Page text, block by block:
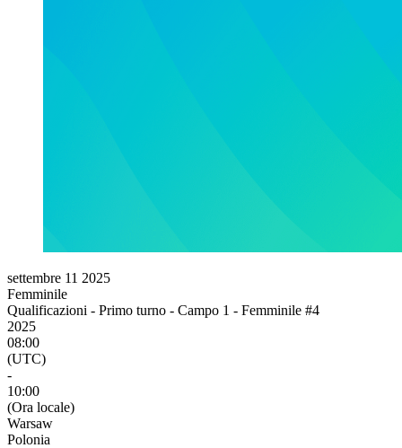
settembre 11 2025
Femminile
Qualificazioni - Primo turno - Campo 1 - Femminile #4
2025
08:00
(UTC)
-
10:00
(Ora locale)
Warsaw
Polonia